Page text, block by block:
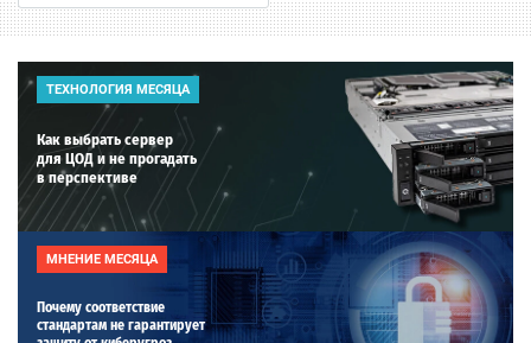
ТЕХНОЛОГИЯ МЕСЯЦА
Как выбрать сервер
для ЦОД и не прогадать
в перспективе
МНЕНИЕ МЕСЯЦА
Почему соответствие
стандартам не гарантирует